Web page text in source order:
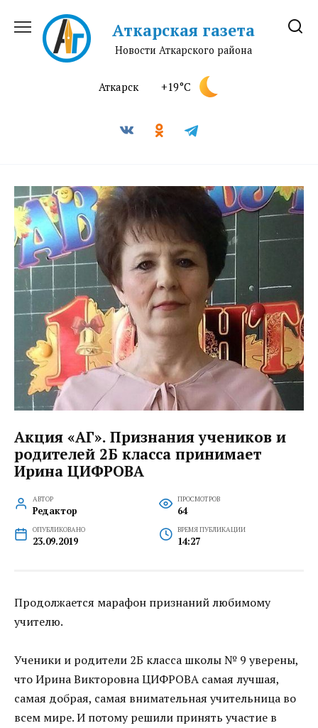
содержанию
Аткарская газета
Новости Аткарского района
Аткарск +19°C
Акция «АГ». Признания учеников и
родителей 2Б класса принимает
Ирина ЦИФРОВА
АВТОР
Редактор
ПРОСМОТРОВ
64
ОПУБЛИКОВАНО
23.09.2019
ВРЕМЯ ПУБЛИКАЦИИ
14:27
Продолжается марафон признаний любимому
учителю.
Ученики и родители 2Б класса школы № 9 уверены,
что Ирина Викторовна ЦИФРОВА самая лучшая,
самая добрая, самая внимательная учительница во
всем мире. И потому решили принять участие в